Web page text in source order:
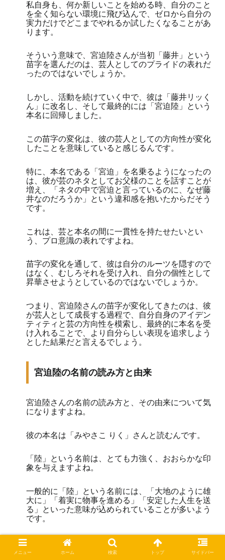
私自身も、何か新しいことを始める時、自分のこと
を全く知らない環境に飛び込んで、ゼロから自分の
実力だけでどこまでやれるか試したくなることがあ
ります。
そういう意味で、宮迫陸さんが当初「藤井」という
苗字を選んだのは、芸人としてのプライドの表れだ
ったのではないでしょうか。
しかし、活動を続けていく中で、彼は「藤井リッく
ん」に改名し、そして最終的には「宮迫陸」という
本名に回帰しました。
この苗字の変化は、彼の芸人としての方向性が変化
したことを意味していると感じるんです。
特に、本名である「宮迫」を名乗るようになったの
は、彼が芸のネタとしてお父様のことを話すことが
増え、「ネタの中で宮迫と言っているのに、なぜ藤
井なのだろうか」という違和感を抱いたからだそう
です。
これは、芸と本名の間に一貫性を持たせたいとい
う、プロ意識の表れですよね。
苗字の変化を通して、彼は自分のルーツを隠すので
はなく、むしろそれを受け入れ、自分の個性として
昇華させようとしているのではないでしょうか。
つまり、宮迫陸さんの苗字が変化してきたのは、彼
が芸人として成長する過程で、自分自身のアイデン
ティティと芸の方向性を模索し、最終的に本名を受
け入れることで、より自分らしい表現を追求しよう
とした結果だと言えるでしょう。
宮迫陸の名前の読み方と由来
宮迫陸さんの名前の読み方と、その由来について気
になりますよね。
彼の本名は「みやさこ りく」さんと読むんです。
「陸」という名前は、とても力強く、おおらかな印
象を与えますよね。
一般的に「陸」という名前には、「大地のように雄
大に」「着実に物事を進める」「安定した人生を送
る」といった意味が込められていることが多いよう
です。
ご両親がどのような願いを込めてこの名前を付けた
のか、想像するだけでも素敵なことだと感じます。
メニュー ホーム 検索 トップ サイドバー